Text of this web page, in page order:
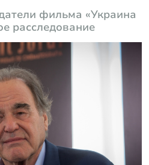
фильма «Украина
расследование